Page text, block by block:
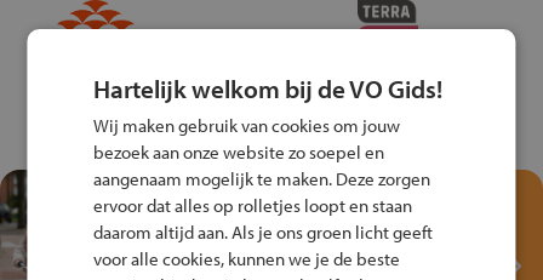
Test je kennis met het
Fiets Veilig
Verkeersspel!
Hartelijk welkom bij de VO Gids!
Wij maken gebruik van cookies om jouw
bezoek aan onze website zo soepel en
aangenaam mogelijk te maken. Deze zorgen
ervoor dat alles op rolletjes loopt en staan
daarom altijd aan. Als je ons groen licht geeft
voor alle cookies, kunnen we je de beste